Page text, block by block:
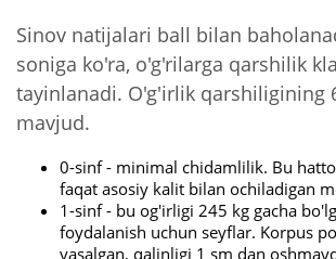
Sinov natijalari ball bilan
soniga ko'ra, o'g'rilarga qarshilik
tayinlanadi. O'g'irlik qarshiligining
mavjud.
0-sinf - minimal chidamlilik. Bu
faqat asosiy kalit bilan ochiladigan
1-sinf - bu og'irligi 245 kg gacha
foydalanish uchun seyflar. Korpus
yasalgan, qalinligi 1 sm dan